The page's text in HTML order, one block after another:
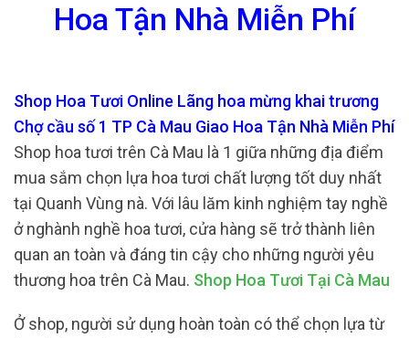
Hoa Tận Nhà Miễn Phí
Shop Hoa Tươi Online Lãng hoa mừng khai trương
Chợ cầu số 1 TP Cà Mau Giao Hoa Tận Nhà Miễn Phí
Shop hoa tươi trên Cà Mau là 1 giữa những địa điểm
mua sắm chọn lựa hoa tươi chất lượng tốt duy nhất
tại Quanh Vùng nà. Với lâu lăm kinh nghiệm tay nghề
ở nghành nghề hoa tươi, cửa hàng sẽ trở thành liên
quan an toàn và đáng tin cậy cho những người yêu
thương hoa trên Cà Mau. Shop Hoa Tươi Tại Cà Mau
Ở shop, người sử dụng hoàn toàn có thể chọn lựa từ